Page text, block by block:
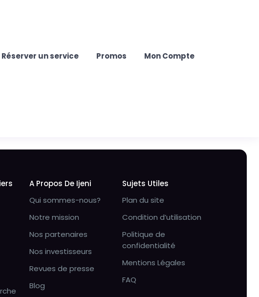
Réserver un service Promos Mon Compte
A Propos De Ijeni
Qui sommes-nous?
Notre mission
Nos partenaires
Nos investisseurs
Revues de presse
Blog
Sujets Utiles
Plan du site
Condition d’utilisation
Politique de
confidentialité
Mentions Légales
FAQ